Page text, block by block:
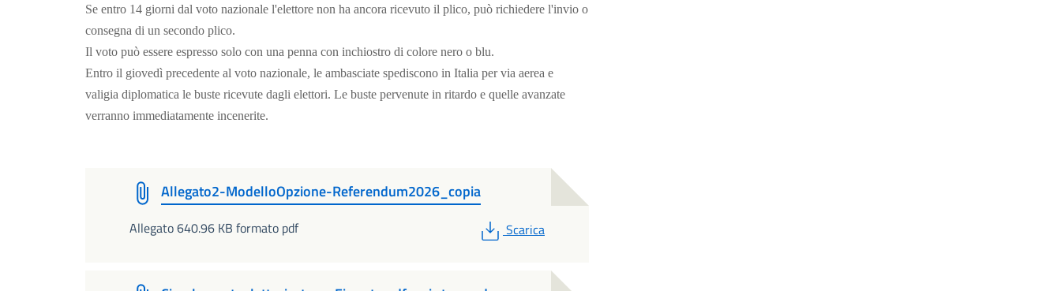
Se entro 14 giorni dal voto nazionale l'elettore non ha ancora ricevuto il plico, può richiedere l'invio o
consegna di un secondo plico.
Il voto può essere espresso solo con una penna con inchiostro di colore nero o blu.
Entro il giovedì precedente al voto nazionale, le ambasciate spediscono in Italia per via aerea e
valigia diplomatica le buste ricevute dagli elettori. Le buste pervenute in ritardo e quelle avanzate
verranno immediatamente incenerite.
Allegato2-ModelloOpzione-Referendum2026_copia
Allegato 640.96 KB formato pdf PDF
Scarica